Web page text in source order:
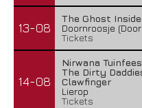
13-08
The Ghost Inside
Doornroosje
Tickets
14-08
Nirwana
The Dirty
Clawfinger
Lierop
Tickets